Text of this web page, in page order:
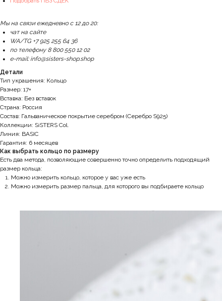
Мы на связи ежедневно с 12 до 20:
чат на сайте
WA/TG +7 925 255 64 36
по телефону 8 800 550 12 02
e-mail: info@sisters-shop.shop
Детали
Тип украшения: Кольцо
Размер: 17+
Вставка: Без вставок
Страна: Россия
Состав: Гальваническое покрытие серебром (Серебро S925)
Коллекции: SiSTERS Col.
Линия: BASIC
Гарантия: 6 месяцев
Как выбрать кольцо по размеру
Есть два метода, позволяющие совершенно точно определить подходящий
размер кольца:
Можно измерить кольцо, которое у вас уже есть
Можно измерить размер пальца, для которого вы подбираете кольцо